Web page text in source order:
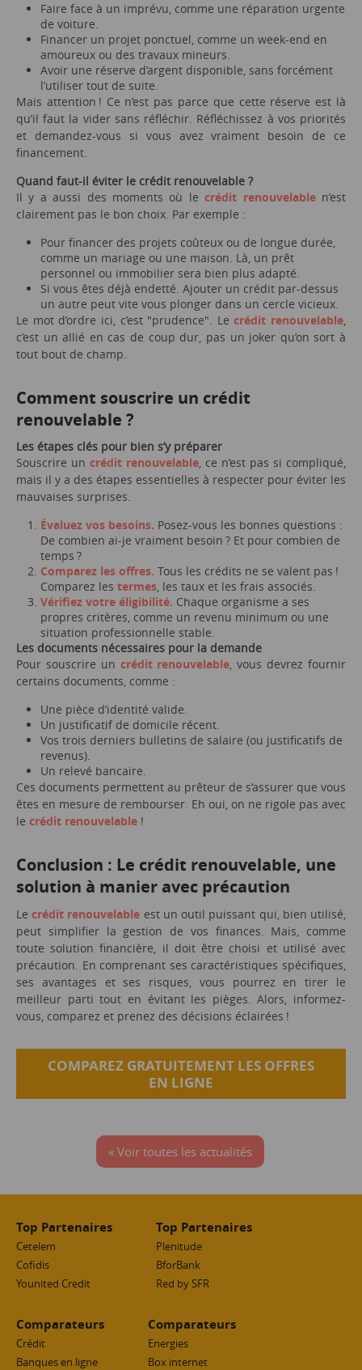
Faire face à un imprévu, comme une réparation urgente
de voiture.
Financer un projet ponctuel, comme un week-end en
amoureux ou des travaux mineurs.
Avoir une réserve d’argent disponible, sans forcément
l’utiliser tout de suite.
Mais attention ! Ce n’est pas parce que cette réserve est là
qu’il faut la vider sans réfléchir. Réfléchissez à vos priorités
et demandez-vous si vous avez vraiment besoin de ce
financement.
Quand faut-il éviter le crédit renouvelable ?
Il y a aussi des moments où lecrédit renouvelablen’est
clairement pas le bon choix. Par exemple :
Pour financer des projets coûteux ou de longue durée,
comme un mariage ou une maison. Là, un prêt
personnel ou immobilier sera bien plus adapté.
Si vous êtes déjà endetté. Ajouter un crédit par-dessus
un autre peut vite vous plonger dans un cercle vicieux.
Le mot d’ordre ici, c’est "prudence". Lecrédit renouvelable,
c’est un allié en cas de coup dur, pas un joker qu’on sort à
tout bout de champ.
Comment souscrire un crédit
renouvelable ?
Les étapes clés pour bien s’y préparer
Souscrire un crédit renouvelable, ce n’est pas si compliqué,
mais il y a des étapes essentielles à respecter pour éviter les
mauvaises surprises.
Évaluez vos besoins. Posez-vous les bonnes questions :
De combien ai-je vraiment besoin ? Et pour combien de
temps ?
Comparez les offres. Tous les crédits ne se valent pas !
Comparez les termes, les taux et les frais associés.
Vérifiez votre éligibilité. Chaque organisme a ses
propres critères, comme un revenu minimum ou une
situation professionnelle stable.
Les documents nécessaires pour la demande
Pour souscrire un crédit renouvelable, vous devrez fournir
certains documents, comme :
Une pièce d’identité valide.
Un justificatif de domicile récent.
Vos trois derniers bulletins de salaire (ou justificatifs de
revenus).
Un relevé bancaire.
Ces documents permettent au prêteur de s’assurer que vous
êtes en mesure de rembourser. Eh oui, on ne rigole pas avec
le crédit renouvelable !
Conclusion : Le crédit renouvelable, une
solution à manier avec précaution
Lecrédit renouvelable est un outil puissant qui, bien utilisé,
peut simplifier la gestion de vos finances. Mais, comme
toute solution financière, il doit être choisi et utilisé avec
précaution. En comprenant ses caractéristiques spécifiques,
ses avantages et ses risques, vous pourrez en tirer le
meilleur parti tout en évitant les pièges. Alors, informez-
vous, comparez et prenez des décisions éclairées !
COMPAREZ GRATUITEMENT LES OFFRES
EN LIGNE
« Voir toutes les actualités
Top Partenaires
Cetelem
Cofidis
Younited Credit
Top Partenaires
Plenitude
BforBank
Red by SFR
Comparateurs
Crédit
Banques en ligne
Comparateurs
Energies
Box internet